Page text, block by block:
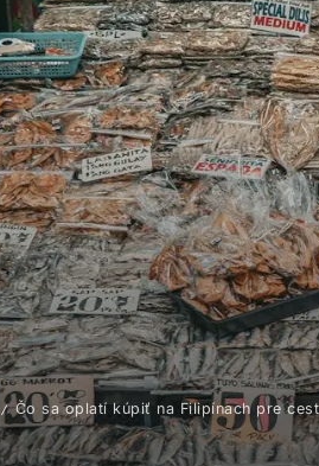
/ Čo sa oplatí kúpiť na Filipínach pre